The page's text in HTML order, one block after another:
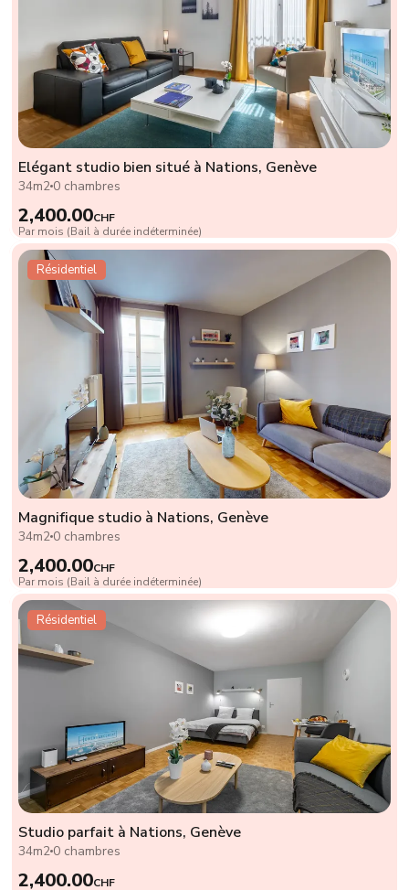
Elégant studio bien situé à Nations, Genève
34m2 0 chambres
2,400.00CHF
Par mois (Bail à durée indéterminée)
Résidentiel
Magnifique studio à Nations, Genève
34m2 0 chambres
2,400.00CHF
Par mois (Bail à durée indéterminée)
Résidentiel
Studio parfait à Nations, Genève
34m2 0 chambres
2,400.00CHF